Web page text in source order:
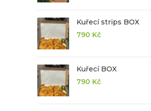
Kuřecí strips BOX
790 Kč
Kuřecí BOX
790 Kč